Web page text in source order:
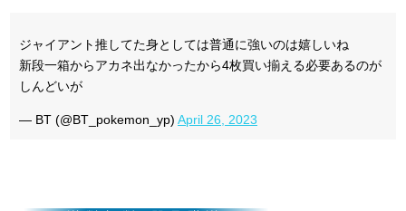
ジャイアント推してた身としては普通に強いのは嬉しいね
新段一箱からアカネ出なかったから4枚買い揃える必要あるのが
しんどいが
— BT (@BT_pokemon_yp) April 26, 2023